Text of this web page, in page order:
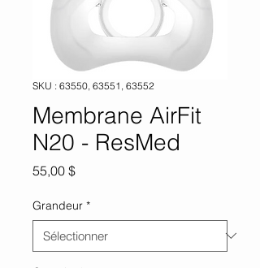
SKU : 63550, 63551, 63552
Membrane AirFit
N20 - ResMed
55,00 $Prix
Grandeur *